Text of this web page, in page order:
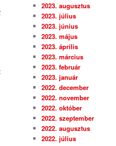
2023. augusztus
2023. július
2023. június
2023. május
2023. április
2023. március
2023. február
2023. január
2022. december
2022. november
2022. október
2022. szeptember
2022. augusztus
2022. július